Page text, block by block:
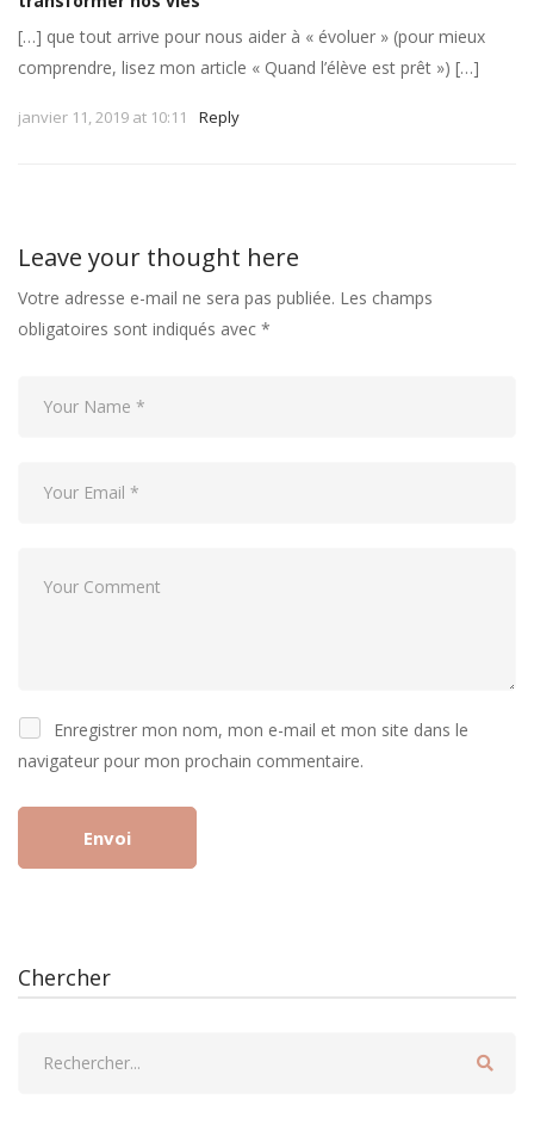
[…] que tout arrive pour nous aider à « évoluer » (pour mieux
comprendre, lisez mon article « Quand l’élève est prêt ») […]
janvier 11, 2019 at 10:11 Reply
Leave your thought here
Votre adresse e-mail ne sera pas publiée. Les champs
obligatoires sont indiqués avec *
Enregistrer mon nom, mon e-mail et mon site dans le
navigateur pour mon prochain commentaire.
Chercher